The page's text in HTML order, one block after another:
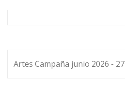
Artes Campaña junio 2026 - 27